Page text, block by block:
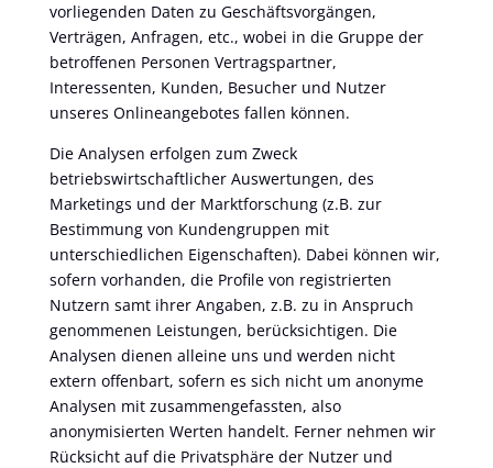
vorliegenden Daten zu Geschäftsvorgängen,
Verträgen, Anfragen, etc., wobei in die Gruppe der
betroffenen Personen Vertragspartner,
Interessenten, Kunden, Besucher und Nutzer
unseres Onlineangebotes fallen können.
Die Analysen erfolgen zum Zweck
betriebswirtschaftlicher Auswertungen, des
Marketings und der Marktforschung (z.B. zur
Bestimmung von Kundengruppen mit
unterschiedlichen Eigenschaften). Dabei können wir,
sofern vorhanden, die Profile von registrierten
Nutzern samt ihrer Angaben, z.B. zu in Anspruch
genommenen Leistungen, berücksichtigen. Die
Analysen dienen alleine uns und werden nicht
extern offenbart, sofern es sich nicht um anonyme
Analysen mit zusammengefassten, also
anonymisierten Werten handelt. Ferner nehmen wir
Rücksicht auf die Privatsphäre der Nutzer und